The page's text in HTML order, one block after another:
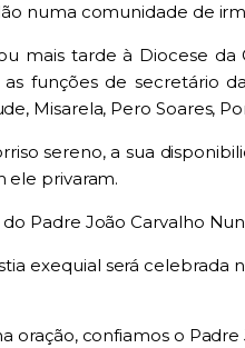
numa comunidade de
mais tarde à Diocese
as funções de secretário
Misarela, Pero Soares,
sereno, a sua
ele privaram.
Padre João Carvalho
exequial será celebrada
oração, confiamos o